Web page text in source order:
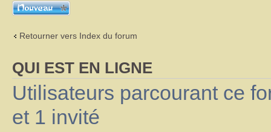
Ecrire un nouveau
sujet
Retourner vers Index du forum
QUI EST EN LIGNE
Utilisateurs parcourant ce
et 1 invité